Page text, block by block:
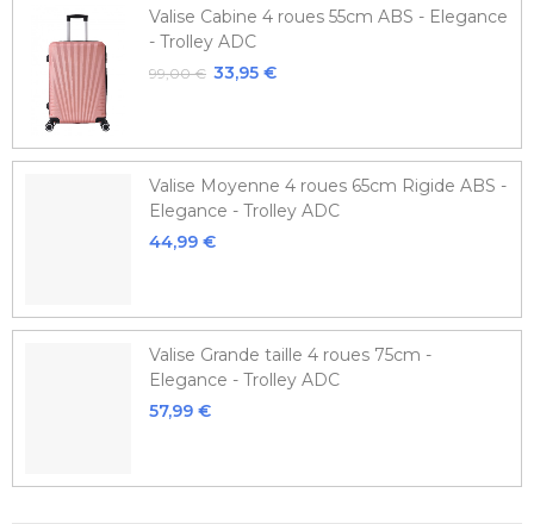
Valise Cabine 4 roues 55cm ABS - Elegance
- Trolley ADC
99,00 € 33,95 €
Valise Moyenne 4 roues 65cm Rigide ABS -
Elegance - Trolley ADC
44,99 €
Valise Grande taille 4 roues 75cm -
Elegance - Trolley ADC
57,99 €